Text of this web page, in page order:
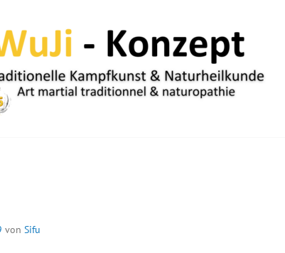
von Sifu